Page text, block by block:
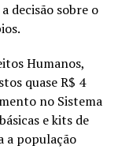
decisão sobre o
Humanos,
quase R$ 4
no Sistema
e kits de
a população